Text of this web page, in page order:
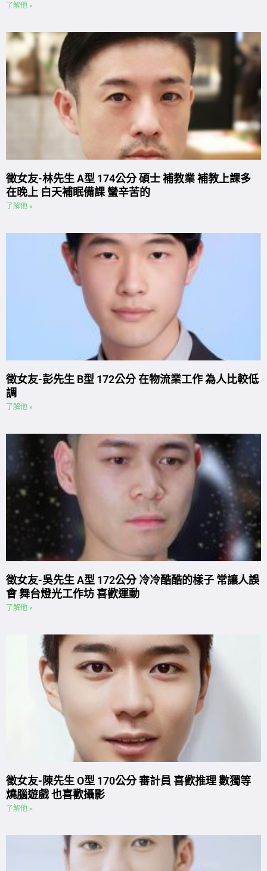
了解他 »
徵女友-林先生 A型 174公分 碩士 補教業 補教上課多
在晚上 白天補眠備課 蠻辛苦的
了解他 »
徵女友-彭先生 B型 172公分 在物流業工作 為人比較低
調
了解他 »
徵女友-吳先生 A型 172公分 冷冷酷酷的樣子 常讓人誤
會 舞台燈光工作坊 喜歡運動
了解他 »
徵女友-陳先生 O型 170公分 審計員 喜歡推理 數獨等
燒腦遊戲 也喜歡攝影
了解他 »